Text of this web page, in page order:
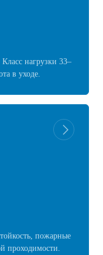
нагрузки 33–
в уходе.
пожарные
проходимости.